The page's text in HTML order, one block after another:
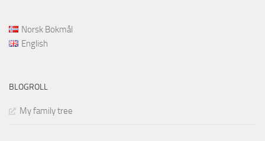
Norsk Bokmål
English
BLOGROLL
My family tree